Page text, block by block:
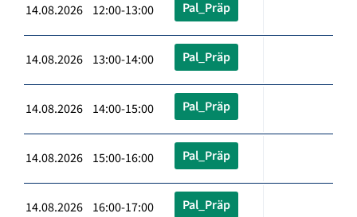
14.08.2026 12:00-13:00 Pal_Präp
14.08.2026 13:00-14:00 Pal_Präp
14.08.2026 14:00-15:00 Pal_Präp
14.08.2026 15:00-16:00 Pal_Präp
14.08.2026 16:00-17:00 Pal_Präp